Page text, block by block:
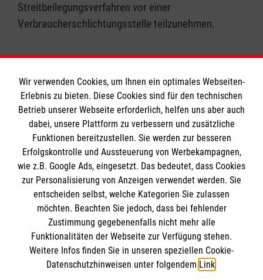
Streitbeilegungsverfahren vor einer
Verbraucherschlichtungsstelle teilzunehmen.
Informationen
Impressum
Datenschutz
Kontakt
Barrierefreiheit
Die Malteser
Malteser in Deutschland
Malteserorden
Sharepoint
Spendenkonto
Wir verwenden Cookies, um Ihnen ein optimales Webseiten-
Erlebnis zu bieten. Diese Cookies sind für den technischen
Betrieb unserer Webseite erforderlich, helfen uns aber auch
dabei, unsere Plattform zu verbessern und zusätzliche
Funktionen bereitzustellen. Sie werden zur besseren
Erfolgskontrolle und Aussteuerung von Werbekampagnen,
wie z.B. Google Ads, eingesetzt. Das bedeutet, dass Cookies
zur Personalisierung von Anzeigen verwendet werden. Sie
entscheiden selbst, welche Kategorien Sie zulassen
möchten. Beachten Sie jedoch, dass bei fehlender
Zustimmung gegebenenfalls nicht mehr alle
Funktionalitäten der Webseite zur Verfügung stehen.
Weitere Infos finden Sie in unseren speziellen Cookie-
Datenschutzhinweisen unter folgendem Link.